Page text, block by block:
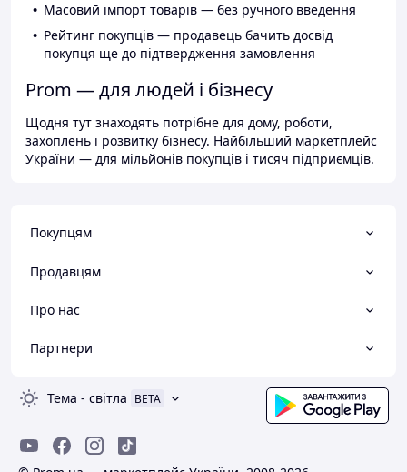
Масовий імпорт товарів — без ручного введення
Рейтинг покупців — продавець бачить досвід
покупця ще до підтвердження замовлення
Prom — для людей і бізнесу
Щодня тут знаходять потрібне для дому, роботи,
захоплень і розвитку бізнесу. Найбільший маркетплейс
України — для мільйонів покупців і тисяч підприємців.
Покупцям
Продавцям
Про нас
Партнери
Тема - світла BETA